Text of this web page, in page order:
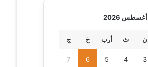
أغسطس 2026
ن ث أرب خ ج
3
4
5
6
7